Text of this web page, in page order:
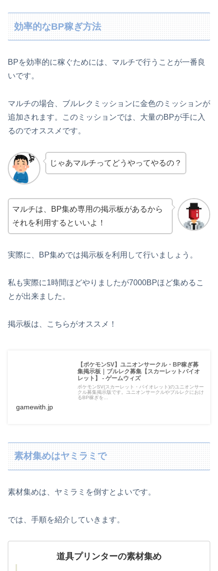
効率的なBP稼ぎ方法
BPを効率的に稼ぐためには、マルチで行うことが一番良
いです。
マルチの場合、ブルレクミッションに金色のミッションが
追加されます。このミッションでは、大量のBPが手に入
るのでオススメです。
じゃあマルチってどうやってやるの？
マルチは、BP集め専用の掲示板があるから
それを利用するといいよ！
実際に、BP集めでは掲示板を利用して行いましょう。
私も実際に1時間ほどやりましたが7000BPほど集めるこ
とが出来ました。
掲示板は、こちらがオススメ！
【ポケモンSV】ユニオンサークル・BP稼ぎ募
集掲示板｜ブルレク募集【スカーレットバイオ
レット】 - ゲームウィズ
ポケモンSV(スカーレット・バイオレット)のユニオンサー
クル募集掲示版です。ユニオンサークルやブルレクにおけ
るBP稼ぎを...
gamewith.jp
素材集めはヤミラミで
素材集めは、ヤミラミを倒すとよいです。
では、手順を紹介していきます。
道具プリンターの素材集め